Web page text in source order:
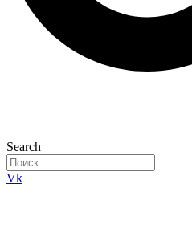
Search
Vk